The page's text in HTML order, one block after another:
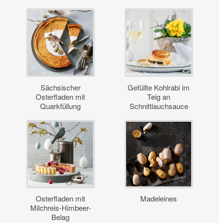
Sächsischer
Osterfladen mit
Quarkfüllung
Gefüllte Kohlrabi im
Teig an
Schnittlauchsauce
Osterfladen mit
Milchreis-Himbeer-
Belag
Madeleines